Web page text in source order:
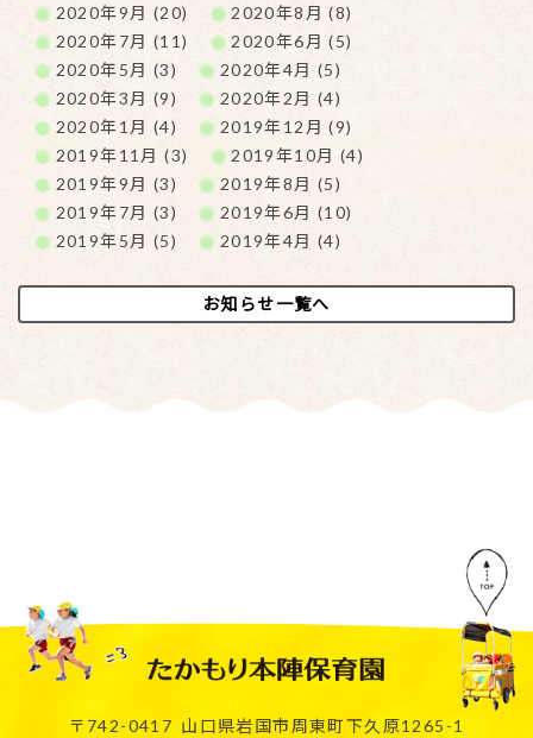
2020年9月 (20)
2020年8月 (8)
2020年7月 (11)
2020年6月 (5)
2020年5月 (3)
2020年4月 (5)
2020年3月 (9)
2020年2月 (4)
2020年1月 (4)
2019年12月 (9)
2019年11月 (3)
2019年10月 (4)
2019年9月 (3)
2019年8月 (5)
2019年7月 (3)
2019年6月 (10)
2019年5月 (5)
2019年4月 (4)
お知らせ一覧へ
〒742-0417 山口県岩国市周東町下久原1265-1